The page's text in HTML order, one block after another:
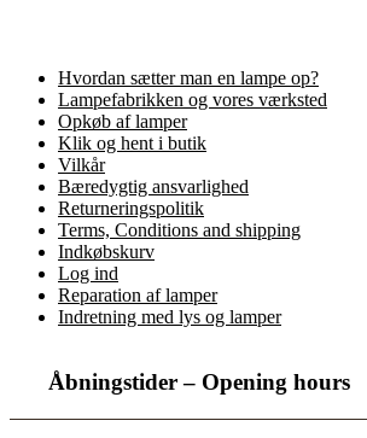
Hvordan sætter man en lampe op?
Lampefabrikken og vores værksted
Opkøb af lamper
Klik og hent i butik
Vilkår
Bæredygtig ansvarlighed
Returneringspolitik
Terms, Conditions and shipping
Indkøbskurv
Log ind
Reparation af lamper
Indretning med lys og lamper
Åbningstider – Opening hours